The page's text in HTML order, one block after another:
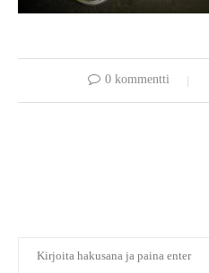
0 kommentti